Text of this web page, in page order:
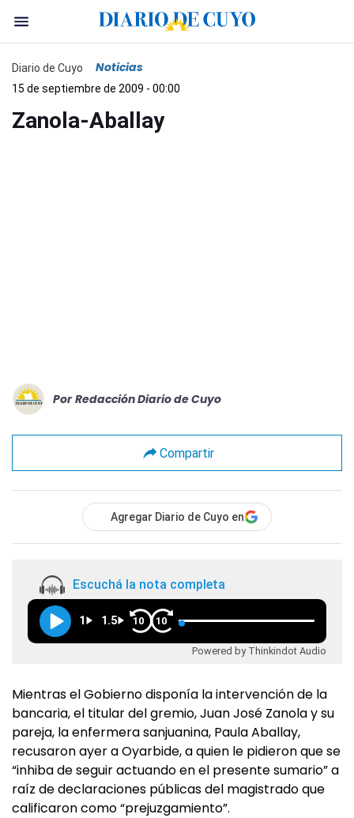
Diario de Cuyo Noticias
15 de septiembre de 2009 - 00:00
Zanola-Aballay
Por Redacción Diario de Cuyo
Compartir
Agregar Diario de Cuyo en
Escuchá la nota completa
1 1.5 10 10
Powered by Thinkindot Audio
Mientras el Gobierno disponía la intervención de la
bancaria, el titular del gremio, Juan José Zanola y su
pareja, la enfermera sanjuanina, Paula Aballay,
recusaron ayer a Oyarbide, a quien le pidieron que se
“inhiba de seguir actuando en el presente sumario” a
raíz de declaraciones públicas del magistrado que
calificaron como “prejuzgamiento”.